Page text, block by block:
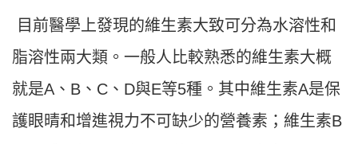
目前醫學上發現的維生素大致可分為水溶性和
脂溶性兩大類。一般人比較熟悉的維生素大概
就是A、B、C、D與E等5種。其中維生素A是保
護眼晴和增進視力不可缺少的營養素；維生素B